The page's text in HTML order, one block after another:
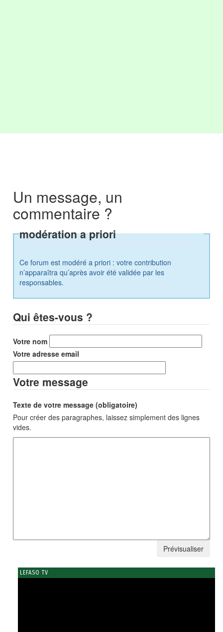
Un message, un
commentaire ?
modération a priori
Ce forum est modéré a priori : votre contribution
n’apparaîtra qu’après avoir été validée par les
responsables.
Qui êtes-vous ?
Votre nom
Votre adresse email
Votre message
Texte de votre message (obligatoire)
Pour créer des paragraphes, laissez simplement des lignes
vides.
LEFASO TV